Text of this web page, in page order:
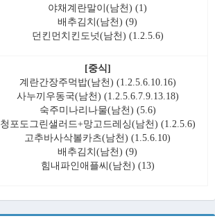
야채계란말이(남천) (1)
배추김치(남천) (9)
던킨먼치킨도넛(남천) (1.2.5.6)
[중식]
계란간장주먹밥(남천) (1.2.5.6.10.16)
사누끼우동국(남천) (1.2.5.6.7.9.13.18)
숙주미나리나물(남천) (5.6)
청포도그린샐러드+망고드레싱(남천) (1.2.5.6)
고추바사삭볼카츠(남천) (1.5.6.10)
배추김치(남천) (9)
힘내파인애플씨(남천) (13)